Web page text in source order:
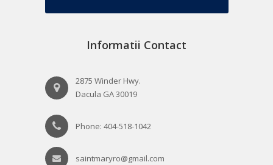
Informatii Contact
2875 Winder Hwy.
Dacula GA 30019
Phone: 404-518-1042
saintmaryro@gmail.com